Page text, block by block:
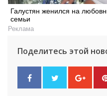
Галустян женился на
семьи
Реклама
Поделитесь этой